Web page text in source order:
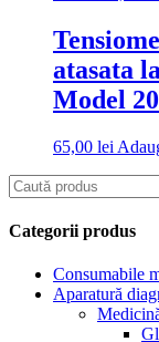
atasata
Model
65,00 lei
Categorii produs
Consumabile
Aparatură